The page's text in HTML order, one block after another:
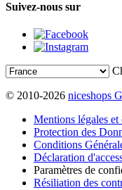
Suivez-nous sur
© 2010-2026 niceshops
Mentions légales
Protection des
Conditions
Déclaration
Paramètres de
Résiliation des